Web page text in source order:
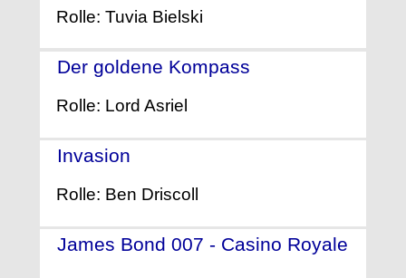
Rolle: Tuvia Bielski
Der goldene Kompass
Rolle: Lord Asriel
Invasion
Rolle: Ben Driscoll
James Bond 007 - Casino Royale